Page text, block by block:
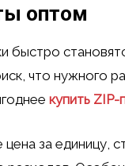
оптом
быстро
что нужного
купить
за единицу,